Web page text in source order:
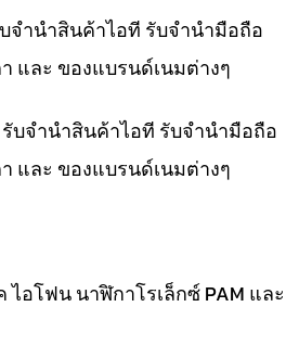
จำนำสินค้าไอที รับจำนำมือถือ
และ ของแบรนด์เนมต่างๆ
บจำนำสินค้าไอที รับจำนำมือถือ
และ ของแบรนด์เนมต่างๆ
อโฟน นาฬิกาโรเล็กซ์ PAM และ